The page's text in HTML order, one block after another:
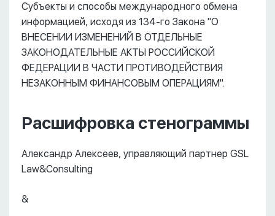
Субъекты и способы международного обмена
информацией, исходя из 134-го Закона "О
ВНЕСЕНИИ ИЗМЕНЕНИЙ В ОТДЕЛЬНЫЕ
ЗАКОНОДАТЕЛЬНЫЕ АКТЫ РОССИЙСКОЙ
ФЕДЕРАЦИИ В ЧАСТИ ПРОТИВОДЕЙСТВИЯ
НЕЗАКОННЫМ ФИНАНСОВЫМ ОПЕРАЦИЯМ".
Расшифровка стенограммы
Александр Алексеев, управляющий партнер GSL
Law&Consulting
&